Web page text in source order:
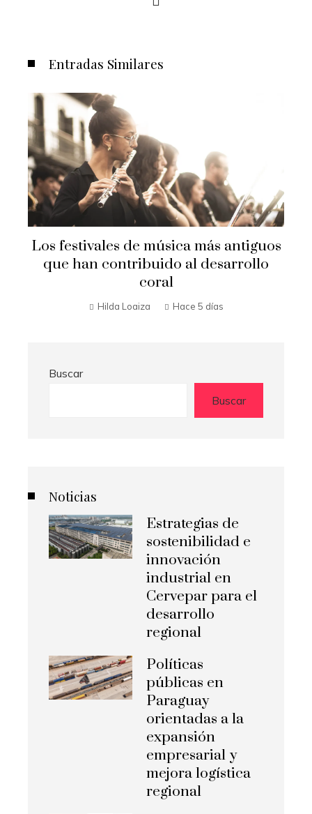
Entradas Similares
Los festivales de música más antiguos
que han contribuido al desarrollo
coral
Hilda Loaiza Hace 5 días
Buscar
Buscar
Noticias
Estrategias de
sostenibilidad e
innovación
industrial en
Cervepar para el
desarrollo
regional
Políticas
públicas en
Paraguay
orientadas a la
expansión
empresarial y
mejora logística
regional